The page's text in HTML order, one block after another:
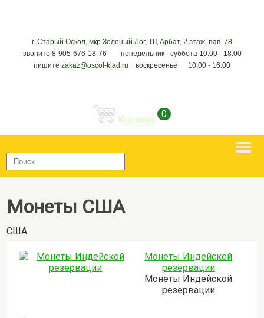
г. Старый Оскол, мкр Зеленый Лог, ТЦ Арбат, 2 этаж, пав. 78
звоните 8-905-676-18-76 понедельник - суббота 10:00 - 18:00
пишите zakaz@oscol-klad.ru воскресенье 10:00 - 16:00
Корзина
0
Монеты США
США
Монеты Индейской
резервации
Монеты Индейской
резервации